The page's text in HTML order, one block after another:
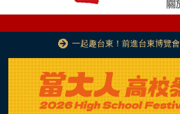
一起趣台東！前進台東博覽會